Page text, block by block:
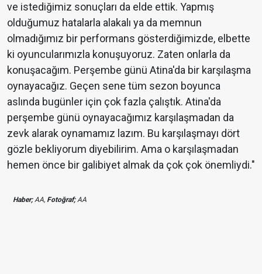
ve istediğimiz sonuçları da elde ettik. Yapmış
olduğumuz hatalarla alakalı ya da memnun
olmadığımız bir performans gösterdiğimizde, elbette
ki oyuncularımızla konuşuyoruz. Zaten onlarla da
konuşacağım. Perşembe günü Atina'da bir karşılaşma
oynayacağız. Geçen sene tüm sezon boyunca
aslında bugünler için çok fazla çalıştık. Atina'da
perşembe günü oynayacağımız karşılaşmadan da
zevk alarak oynamamız lazım. Bu karşılaşmayı dört
gözle bekliyorum diyebilirim. Ama o karşılaşmadan
hemen önce bir galibiyet almak da çok çok önemliydi."
Haber;AA, Fotoğraf;AA